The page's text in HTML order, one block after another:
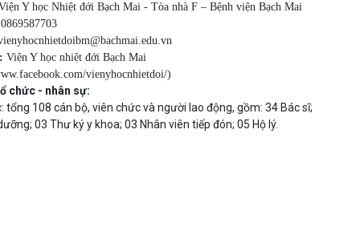
Y học Nhiệt đới Bạch Mai - Tòa nhà F – Bệnh viện Bạch Mai
0869587703
Viện Y học nhiệt đới Bạch Mai
vienyhocnhietdoi/)
chức - nhân sự:
tổng 108 cán bộ, viên chức và người lao động, gồm: 34 Bác sĩ;
03 Thư ký y khoa; 03 Nhân viên tiếp đón; 05 Hộ lý.